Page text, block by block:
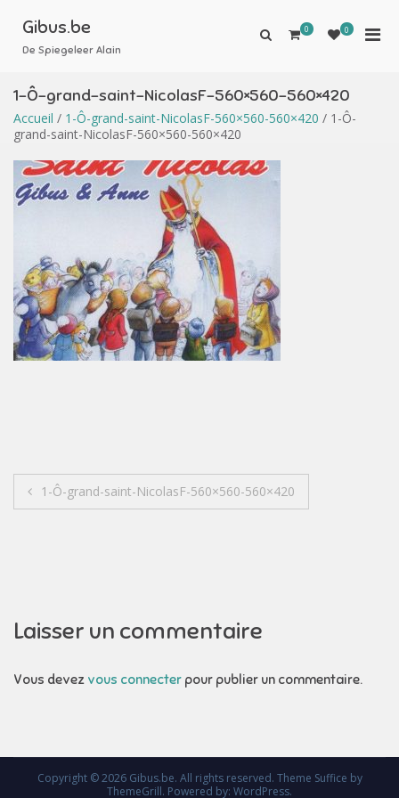
contenu
Gibus.be
De Spiegeleer Alain
Afficher
recherche
0 0
1-Ô-grand-saint-NicolasF-560×560-560×420
Accueil / 1-Ô-grand-saint-NicolasF-560×560-560×420 / 1-Ô-
grand-saint-NicolasF-560×560-560×420
Navigation
1-Ô-grand-saint-NicolasF-560×560-560×420
Laisser un commentaire
Vous devez vous connecter pour publier un commentaire.
Copyright © 2026 Gibus.be. All rights reserved. Theme Suffice by
ThemeGrill. Powered by: WordPress.